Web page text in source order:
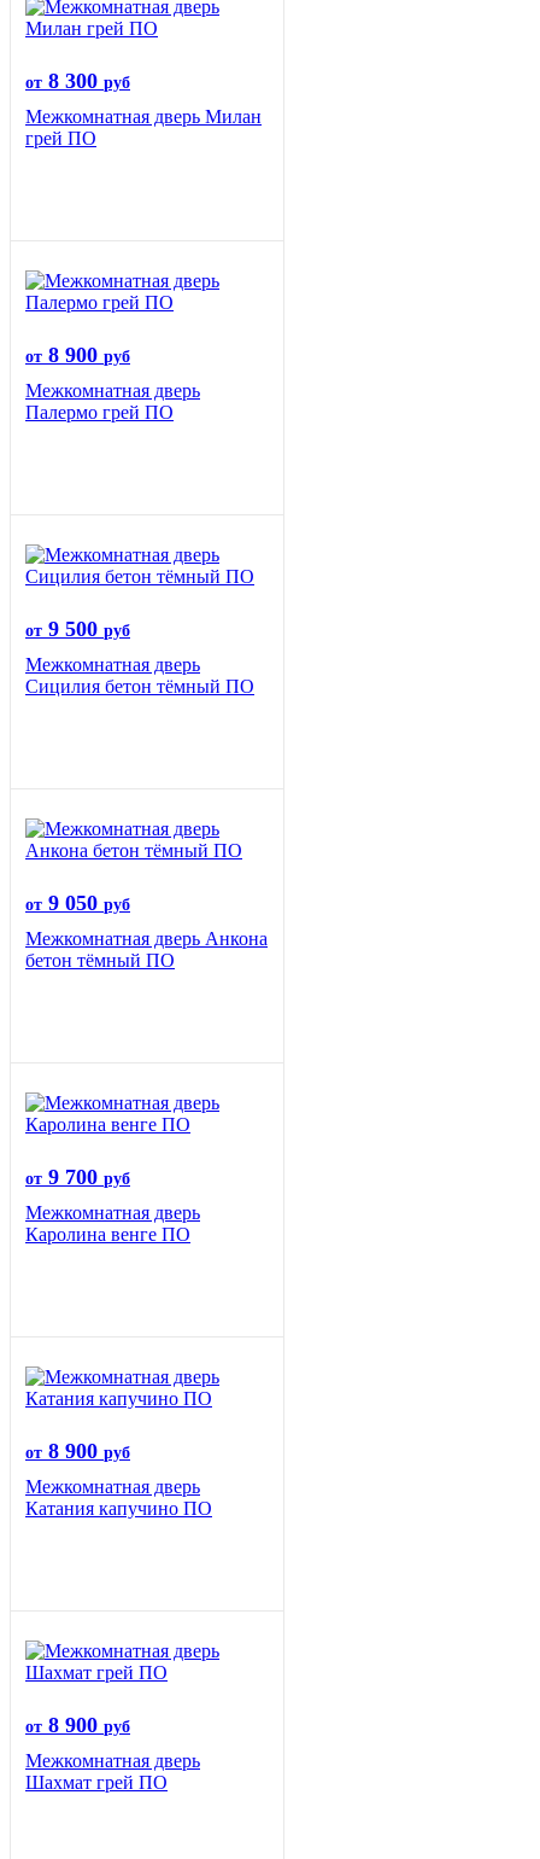
от 8 300 руб
Межкомнатная дверь Милан
грей ПО
от 8 900 руб
Межкомнатная дверь
Палермо грей ПО
от 9 500 руб
Межкомнатная дверь
Сицилия бетон тёмный ПО
от 9 050 руб
Межкомнатная дверь Анкона
бетон тёмный ПО
от 9 700 руб
Межкомнатная дверь
Каролина венге ПО
от 8 900 руб
Межкомнатная дверь
Катания капучино ПО
от 8 900 руб
Межкомнатная дверь
Шахмат грей ПО